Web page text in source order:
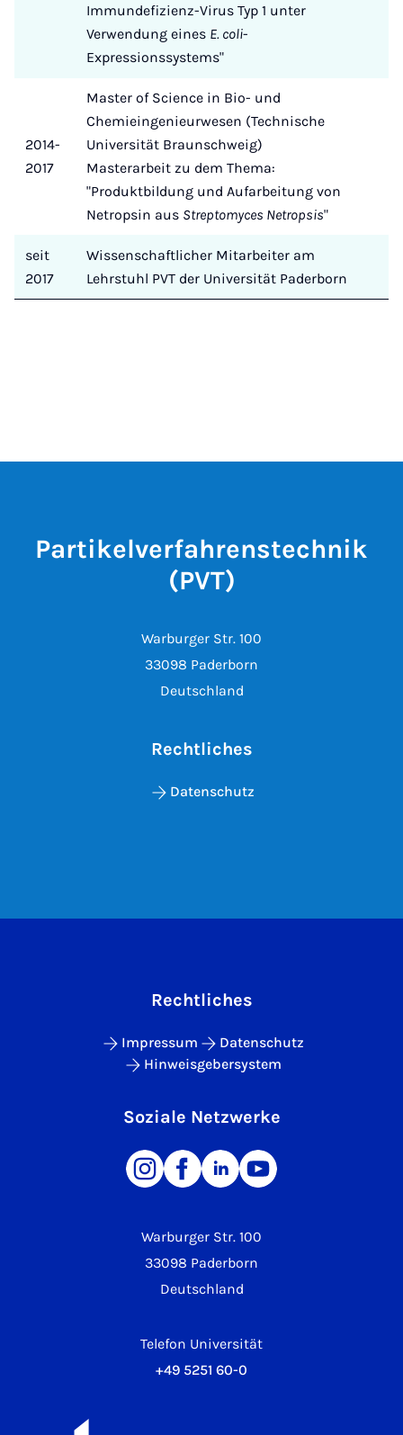
Immundefizienz-Virus Typ 1 unter
Verwendung eines E. coli-
Expressionssystems"
2014-
2017
Master of Science in Bio- und
Chemieingenieurwesen (Technische
Universität Braunschweig)
Masterarbeit zu dem Thema:
"Produktbildung und Aufarbeitung von
Netropsin aus Streptomyces Netropsis"
seit
2017
Wissenschaftlicher Mitarbeiter am
Lehrstuhl PVT der Universität Paderborn
Partikelverfahrenstechnik
(PVT)
Warburger Str. 100
33098 Paderborn
Deutschland
Rechtliches
Datenschutz
Warburger Str. 100
33098 Paderborn
Deutschland
Telefon Universität
+49 5251 60-0
Rechtliches
Impressum
Datenschutz
Hinweisgebersystem
Soziale Netzwerke